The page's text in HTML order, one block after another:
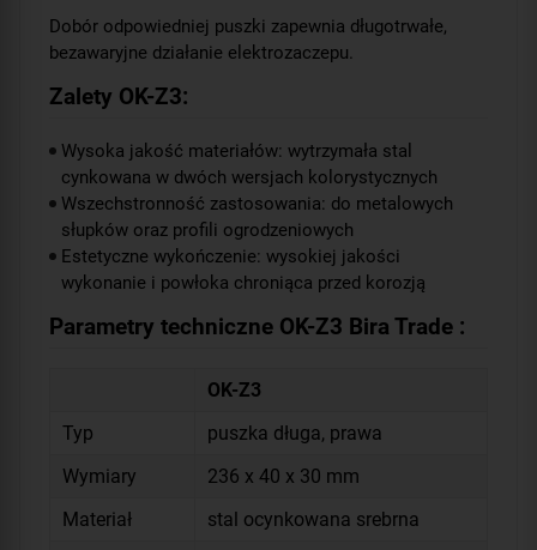
Dobór odpowiedniej puszki zapewnia długotrwałe,
bezawaryjne działanie elektrozaczepu.
Zalety OK-Z3:
Wysoka jakość materiałów: wytrzymała stal
cynkowana w dwóch wersjach kolorystycznych
Wszechstronność zastosowania: do metalowych
słupków oraz profili ogrodzeniowych
Estetyczne wykończenie: wysokiej jakości
wykonanie i powłoka chroniąca przed korozją
Parametry techniczne OK-Z3 Bira Trade :
OK-Z3
Typ
puszka długa, prawa
Wymiary
236 x 40 x 30 mm
Materiał
stal ocynkowana srebrna